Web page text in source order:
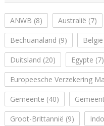
ANWB (8) Australië (7)
Bechuanaland (9) België
Duitsland (20) Egypte (7)
Europeesche Verzekering
Gemeente (40)
Groot-Brittannië (9)